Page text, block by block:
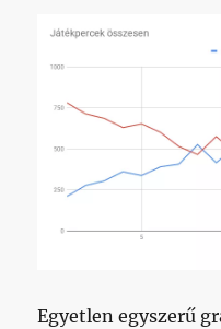
Egyetlen egyszerű